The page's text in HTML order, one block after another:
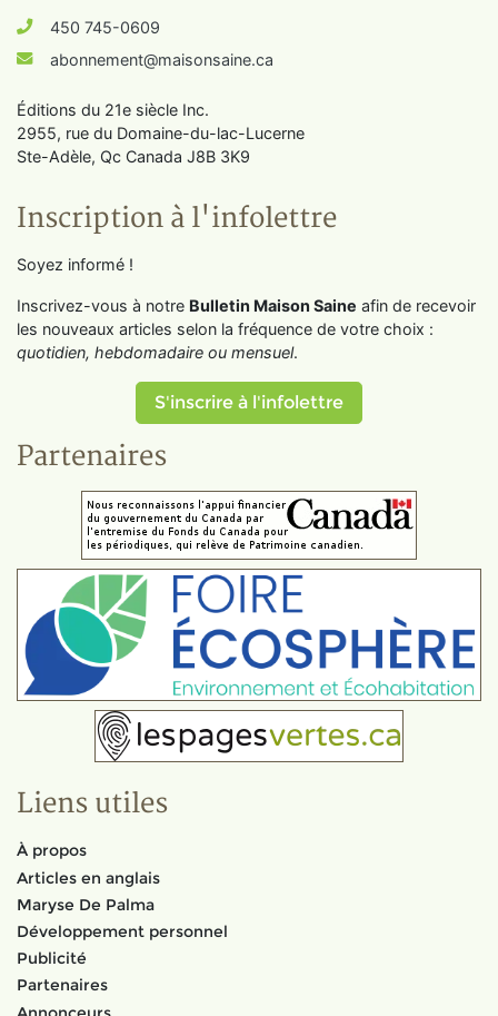
450 745-0609
abonnement@maisonsaine.ca
Éditions du 21e siècle Inc.
2955, rue du Domaine-du-lac-Lucerne
Ste-Adèle, Qc Canada J8B 3K9
Inscription à l'infolettre
Soyez informé !
Inscrivez-vous à notre Bulletin Maison Saine afin de recevoir
les nouveaux articles selon la fréquence de votre choix :
quotidien, hebdomadaire ou mensuel.
S'inscrire à l'infolettre
Partenaires
Liens utiles
À propos
Articles en anglais
Maryse De Palma
Développement personnel
Publicité
Partenaires